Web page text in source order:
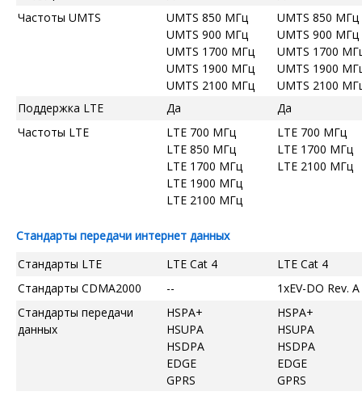
Частоты UMTS
UMTS 850 МГц
UMTS 900 МГц
UMTS 1700 МГц
UMTS 1900 МГц
UMTS 2100 МГц
UMTS 850 МГц
UMTS 900 МГц
UMTS 1700
UMTS 1900
UMTS 2100
Поддержка LTE
Да
Да
Частоты LTE
LTE 700 МГц
LTE 850 МГц
LTE 1700 МГц
LTE 1900 МГц
LTE 2100 МГц
LTE 700 МГц
LTE 1700 МГц
LTE 2100 МГц
Стандарты передачи интернет данных
Стандарты LTE
LTE Cat 4
LTE Cat 4
Стандарты CDMA2000
--
1xEV-DO Rev. A
Стандарты передачи
данных
HSPA+
HSUPA
HSDPA
EDGE
GPRS
HSPA+
HSUPA
HSDPA
EDGE
GPRS